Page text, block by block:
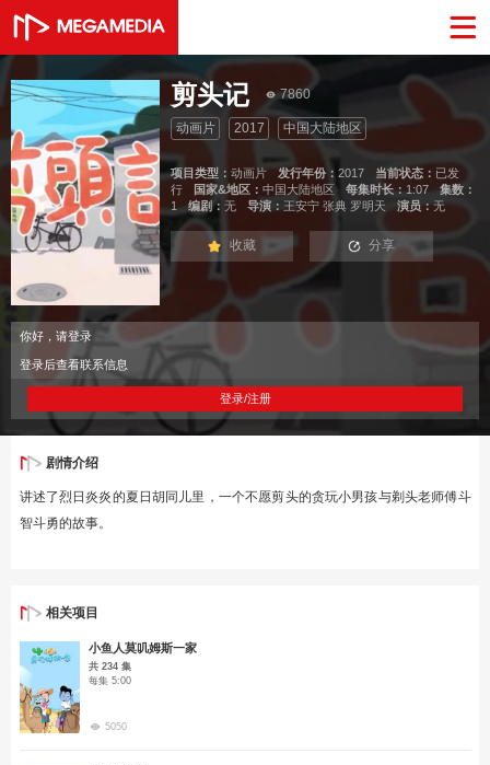
剪头记 7860
动画片 2017 中国大陆地区
项目类型： 动画片 发行年份： 2017 当前状态： 已发
行
国家&地区： 中国大陆地区 每集时长： 1:07
集数：
1
编剧： 无 导演： 王安宁 张典 罗明天 演员：无
收藏 分享
你好，请登录
登录后查看联系信息
登录/注册
剧情介绍
讲述了烈日炎炎的夏日胡同儿里，一个不愿剪头的贪玩小男孩与剃头老师傅斗
智斗勇的故事。
相关项目
小鱼人莫叽姆斯一家
共 234 集
每集 5:00
5050